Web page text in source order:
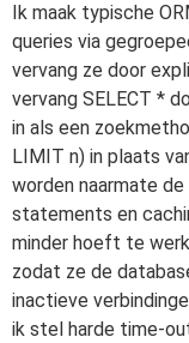
Ik maak typische
queries via
vervang ze door
vervang SELECT *
in als een
LIMIT n) in plaats
worden naarmate
statements en
minder hoeft te
zodat ze de
inactieve
ik stel harde time-